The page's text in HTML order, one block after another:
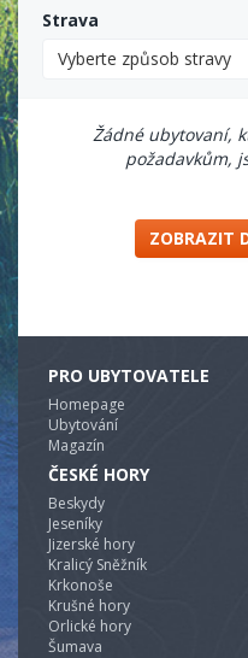
Strava
Vyberte způsob stravy
Žádné ubytovaní,
požadavkům,
ZOBRAZIT
PRO UBYTOVATELE
Homepage
Ubytování
Magazín
ČESKÉ HORY
Beskydy
Jeseníky
Jizerské hory
Kralicý Sněžník
Krkonoše
Krušné hory
Orlické hory
Šumava